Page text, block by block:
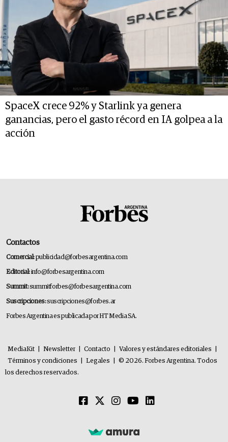
SpaceX crece 92% y Starlink ya genera
ganancias, pero el gasto récord en IA golpea a la
acción
Contactos
Comercial:publicidad@forbesargentina.com
Editorial:info@forbesargentina.com
Summit:summitforbes@forbesargentina.com
Suscripciones:suscripciones@forbes.ar
Forbes Argentina es publicada por HT Media SA.
MediaKit Newsletter Contacto Valores y estándares editoriales
Términos y condiciones
Legales
© 2026. Forbes Argentina. Todos
los derechos reservados.